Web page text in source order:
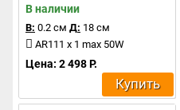
В наличии
В: 0.2 см Д: 18 см
AR111 x 1 max 50W
Цена: 2 498 Р.
Купить